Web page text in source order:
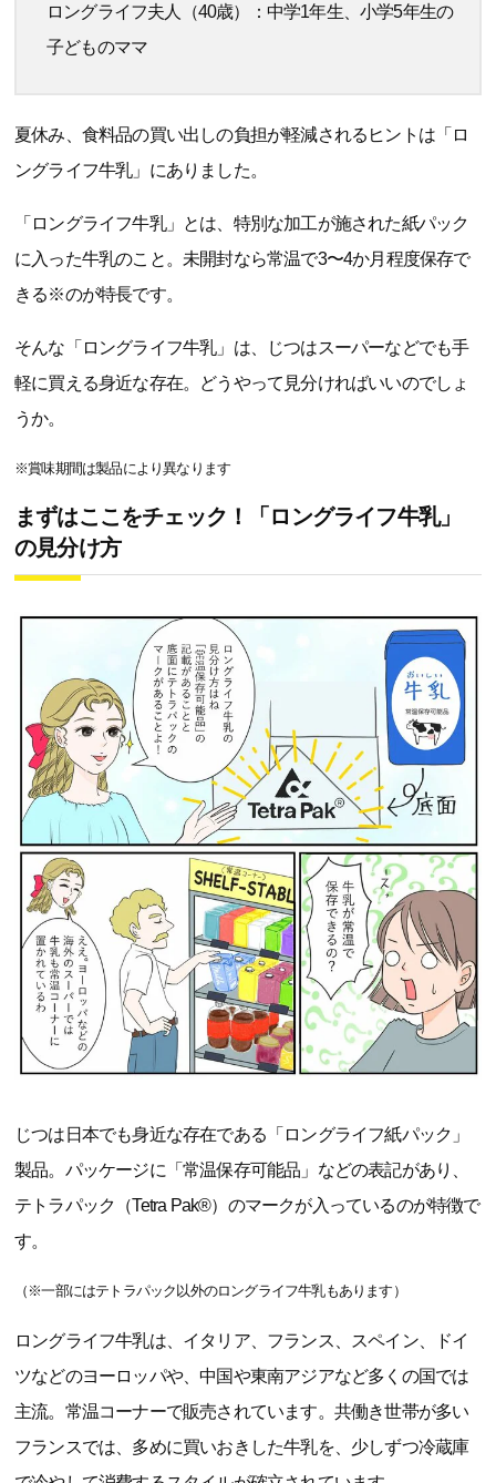
ロングライフ夫人（40歳）：中学1年生、小学5年生の
子どものママ
夏休み、食料品の買い出しの負担が軽減されるヒントは「ロ
ングライフ牛乳」にありました。
「ロングライフ牛乳」とは、特別な加工が施された紙パック
に入った牛乳のこと。未開封なら常温で3〜4か月程度保存で
きる※のが特長です。
そんな「ロングライフ牛乳」は、じつはスーパーなどでも手
軽に買える身近な存在。どうやって見分ければいいのでしょ
うか。
※賞味期間は製品により異なります
まずはここをチェック！「ロングライフ牛乳」
の見分け方
じつは日本でも身近な存在である「ロングライフ紙パック」
製品。パッケージに「常温保存可能品」などの表記があり、
テトラパック（Tetra Pak®）のマークが入っているのが特徴で
す。
（※一部にはテトラパック以外のロングライフ牛乳もあります）
ロングライフ牛乳は、イタリア、フランス、スペイン、ドイ
ツなどのヨーロッパや、中国や東南アジアなど多くの国では
主流。常温コーナーで販売されています。共働き世帯が多い
フランスでは、多めに買いおきした牛乳を、少しずつ冷蔵庫